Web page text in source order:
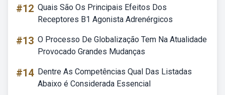
#12 Quais São Os Principais Efeitos Dos
Receptores B1 Agonista Adrenérgicos
#13 O Processo De Globalização Tem Na Atualidade
Provocado Grandes Mudanças
#14 Dentre As Competências Qual Das Listadas
Abaixo é Considerada Essencial